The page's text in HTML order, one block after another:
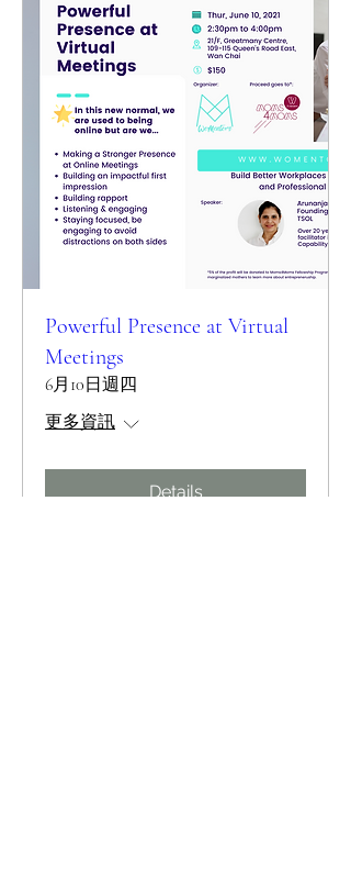
Powerful Presence at Virtual
Meetings
6月10日週四
更多資訊
Details